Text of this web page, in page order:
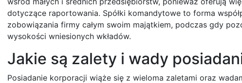
dotyczące raportowania. Spółki komandytowe to forma
zobowiązania firmy całym swoim majątkiem, podczas gdy
wysokości wniesionych wkładów.
Jakie są zalety i wady
Posiadanie korporacji wiąże się z wieloma zaletami oraz